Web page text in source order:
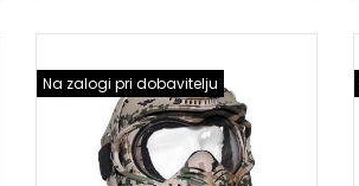
Na zalogi pri dobavitelju